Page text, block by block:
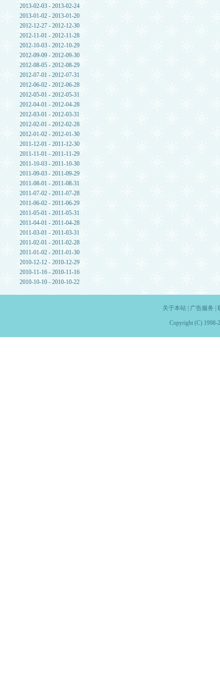
2013-02-03 - 2013-02-24
2013-01-02 - 2013-01-20
2012-12-27 - 2012-12-30
2012-11-01 - 2012-11-28
2012-10-03 - 2012-10-29
2012-09-09 - 2012-09-30
2012-08-05 - 2012-08-29
2012-07-01 - 2012-07-31
2012-06-02 - 2012-06-28
2012-05-01 - 2012-05-31
2012-04-01 - 2012-04-28
2012-03-01 - 2012-03-31
2012-02-01 - 2012-02-28
2012-01-02 - 2012-01-30
2011-12-01 - 2011-12-30
2011-11-01 - 2011-11-29
2011-10-03 - 2011-10-30
2011-09-03 - 2011-09-29
2011-08-01 - 2011-08-31
2011-07-02 - 2011-07-28
2011-06-02 - 2011-06-29
2011-05-01 - 2011-05-31
2011-04-01 - 2011-04-28
2011-03-01 - 2011-03-31
2011-02-01 - 2011-02-28
2011-01-02 - 2011-01-30
2010-12-12 - 2010-12-29
2010-11-16 - 2010-11-16
2010-10-10 - 2010-10-22
关于本站| 广告服务
Copyright (C) 1998-